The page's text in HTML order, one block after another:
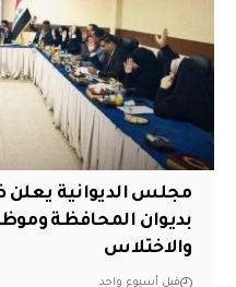
مجلس الديوانية
بديوان المحافظة
والاختلاس
قبل أسبوع واحد